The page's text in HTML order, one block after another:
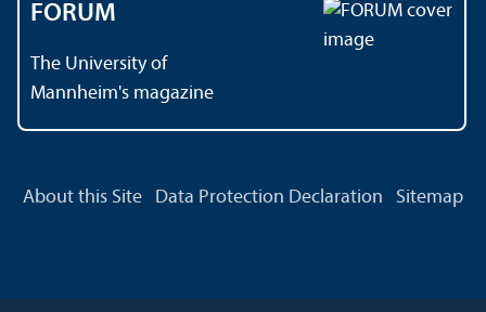
FORUM
The University of
Mannheim's magazine
About this Site Data Protection Declaration Sitemap